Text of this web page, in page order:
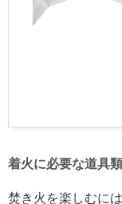
着火に必要な道具類
焚き火を楽しむに